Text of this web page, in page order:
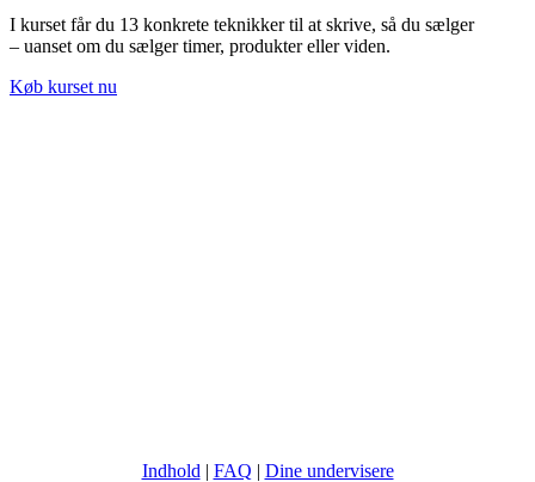
I kurset får du 13 konkrete teknikker til at skrive, så du sælger
– uanset om du sælger timer, produkter eller viden.
Køb kurset nu
Indhold | FAQ | Dine undervisere